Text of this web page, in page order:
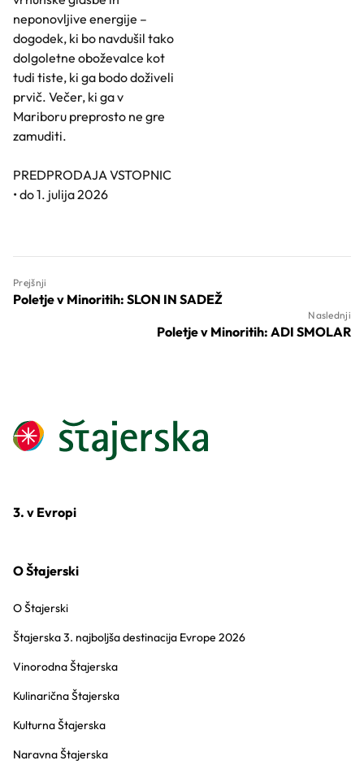
neponovljive energije –
dogodek, ki bo navdušil tako
dolgoletne oboževalce kot
tudi tiste, ki ga bodo doživeli
prvič. Večer, ki ga v
Mariboru preprosto ne gre
zamuditi.
PREDPRODAJA VSTOPNIC
• do 1. julija 2026
Prejšnji
Poletje v Minoritih: SLON IN SADEŽ
Naslednji
Poletje v Minoritih: ADI SMOLAR
3. v Evropi
O Štajerski
O Štajerski
Štajerska 3. najboljša destinacija Evrope 2026
Vinorodna Štajerska
Kulinarična Štajerska
Kulturna Štajerska
Naravna Štajerska